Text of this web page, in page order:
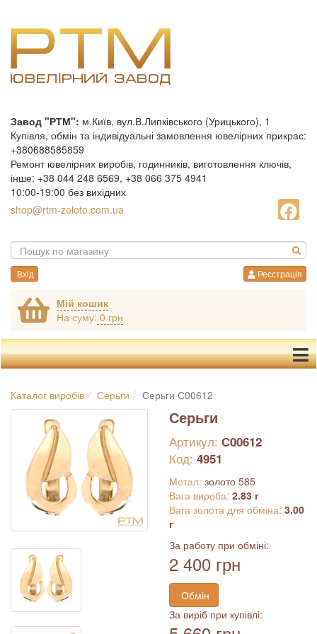
Завод "РТМ": м.Київ, вул.В.Липківського (Урицького), 1
Купівля, обмін та індивідуальні замовлення ювелірних прикрас:
+380688585859
Ремонт ювелірних виробів, годинників, виготовлення ключів,
інше: +38 044 248 6569, +38 066 375 4941
10:00-19:00 без вихідних
shop@rtm-zoloto.com.ua
Вхід Реєстрація
Мій кошик
На суму: 0 грн
Каталог виробів Серьги Серьги С00612
Серьги
Артикул: С00612
Код: 4951
Метал: золото 585
Вага вироба: 2.83 г
Вага золота для обміна: 3.00
г
За работу при обміні:
2 400 грн
Обмін
За виріб при купівлі: